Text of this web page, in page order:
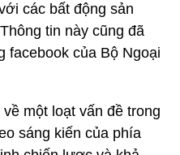
các bất động sản
tin này cũng đã
facebook của Bộ Ngoại
một loạt vấn đề trong
sáng kiến của phía